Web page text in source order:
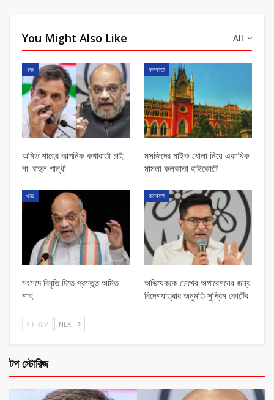
All
You Might Also Like
খবর
অমিত শাহের কাল্পনিক কথাবার্তা চাই
না: রাহুল গান্ধী
কলকাতা
মসজিদের মাইক খোলা নিয়ে একাধিক
মামলা কলকাতা হাইকোর্টে
খবর
সংসদে বিবৃতি দিতে প্রস্তুত অমিত
শাহ
কলকাতা
অভিষেককে চোখের অপারেশনের জন্য
বিদেশযাত্রার অনুমতি সুপ্রিম কোর্টের
PREV NEXT
টপ স্টোরিজ